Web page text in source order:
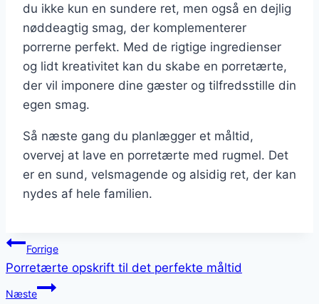
du ikke kun en sundere ret, men også en dejlig
nøddeagtig smag, der komplementerer
porrerne perfekt. Med de rigtige ingredienser
og lidt kreativitet kan du skabe en porretærte,
der vil imponere dine gæster og tilfredsstille din
egen smag.
Så næste gang du planlægger et måltid,
overvej at lave en porretærte med rugmel. Det
er en sund, velsmagende og alsidig ret, der kan
nydes af hele familien.
Indlægsnavigation
Forrige
Porretærte opskrift til det perfekte måltid
Næste